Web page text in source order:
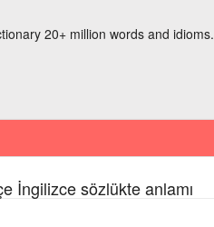
20+ million words and idioms.
İngilizce sözlükte anlamı